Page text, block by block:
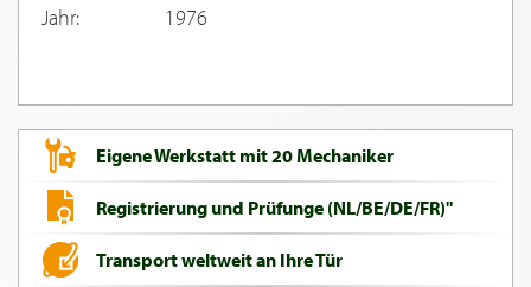
Jahr:
1976
Eigene Werkstatt mit 20 Mechaniker
Registrierung und Prüfunge (NL/BE/DE/FR)"
Transport weltweit an Ihre Tür